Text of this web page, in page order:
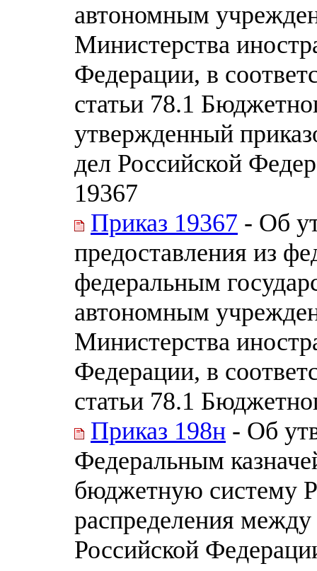
автономным
Министерства
Федерации, в
статьи 78.1
утвержденный
дел Российской
19367
Приказ 19367 - Об
предоставления из
федеральным
автономным
Министерства
Федерации, в
статьи 78.1
Приказ 198н - Об
Федеральным
бюджетную систему
распределения
Российской